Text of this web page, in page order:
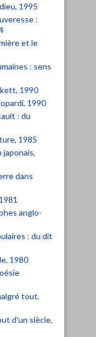
1995
:
et le
: sens
1990
1990
: du
1985
japonais,
dans
anglo-
: du dit
1980
tout,
d'un siècle,